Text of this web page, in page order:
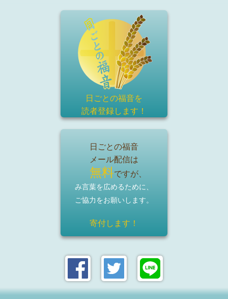
日ごとの福音を
読者登録します！
日ごとの福音
メール配信は
無料ですが、
み言葉を広めるために、
ご協力をお願いします。
寄付します！